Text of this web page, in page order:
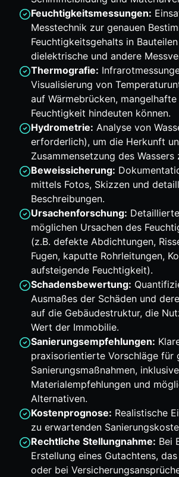
Feuchtigkeitsmessungen:
Messtechnik zur genauen
Feuchtigkeitsgehalts in
dielektrische und andere
Thermografie:
Visualisierung von
auf Wärmebrücken,
Feuchtigkeit hindeuten können.
Hydrometrie: Analyse von
erforderlich), um die Herkunft
Zusammensetzung des Wassers
Beweissicherung:
mittels Fotos, Skizzen und
Beschreibungen.
Ursachenforschung:
möglichen Ursachen des
(z.B. defekte Abdichtungen,
Fugen, kaputte Rohrleitungen,
aufsteigende Feuchtigkeit).
Schadensbewertung:
Ausmaßes der Schäden und
auf die Gebäudestruktur, die
Wert der Immobilie.
Sanierungsempfehlungen:
praxisorientierte Vorschläge für
Sanierungsmaßnahmen, inklusive
Materialempfehlungen und
Alternativen.
Kostenprognose: Realistische
zu erwartenden
Rechtliche Stellungnahme: Bei
Erstellung eines Gutachtens,
oder bei